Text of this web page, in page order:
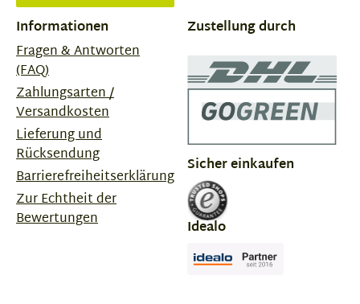
Informationen
Fragen & Antworten
(FAQ)
Zahlungsarten /
Versandkosten
Lieferung und
Rücksendung
Barrierefreiheitserklärung
Zur Echtheit der
Bewertungen
Zustellung durch
Sicher einkaufen
Idealo